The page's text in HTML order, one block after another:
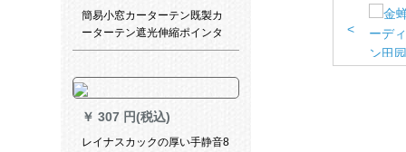
簡易小窓カーターテン既製カ
ーターテン遮光伸縮ポインタ
ーには、賃貸住宅寮のショウ
のです。シンググモル色-送り
棒
￥ 307 円(税込)
レイナスカックの厚い手静音8
<